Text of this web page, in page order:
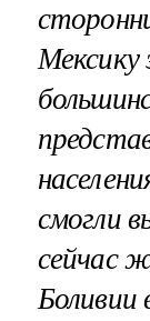
Мексику
смогли
сейчас
Боливии